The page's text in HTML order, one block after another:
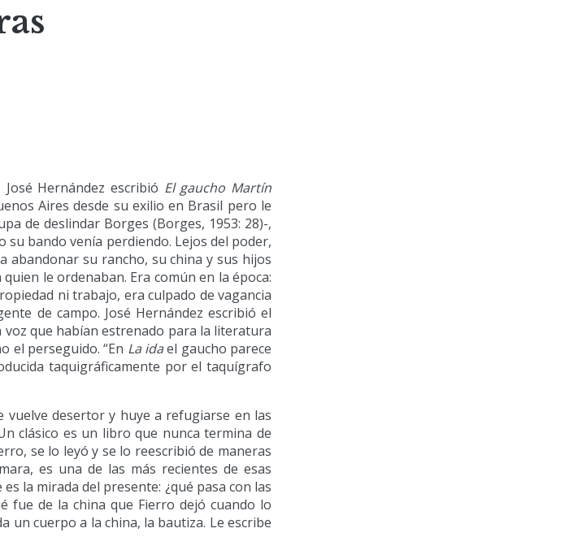
Hernández escribió El gaucho Martín
Aires desde su exilio en Brasil pero le
de deslindar Borges (Borges, 1953: 28)-,
su bando venía perdiendo. Lejos del poder,
su rancho, su china y sus hijos
le ordenaban. Era común en la época:
ni trabajo, era culpado de vagancia
de campo. José Hernández escribió el
voz que habían estrenado para la literatura
el perseguido. “En La idael gaucho parece
taquigráficamente por el taquígrafo
vuelve desertor y huye a refugiarse en las
clásico es un libro que nunca termina de
se lo leyó y se lo reescribió de maneras
es una de las más recientes de esas
la mirada del presente: ¿qué pasa con las
fue de la china que Fierro dejó cuando lo
un cuerpo a la china, la bautiza. Le escribe